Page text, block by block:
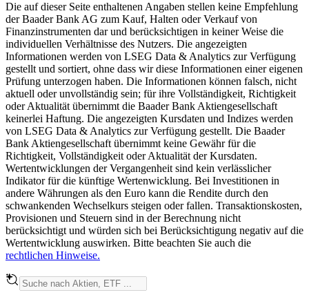
Die auf dieser Seite enthaltenen Angaben stellen keine Empfehlung
der Baader Bank AG zum Kauf, Halten oder Verkauf von
Finanzinstrumenten dar und berücksichtigen in keiner Weise die
individuellen Verhältnisse des Nutzers. Die angezeigten
Informationen werden von LSEG Data & Analytics zur Verfügung
gestellt und sortiert, ohne dass wir diese Informationen einer eigenen
Prüfung unterzogen haben. Die Informationen können falsch, nicht
aktuell oder unvollständig sein; für ihre Vollständigkeit, Richtigkeit
oder Aktualität übernimmt die Baader Bank Aktiengesellschaft
keinerlei Haftung. Die angezeigten Kursdaten und Indizes werden
von LSEG Data & Analytics zur Verfügung gestellt. Die Baader
Bank Aktiengesellschaft übernimmt keine Gewähr für die
Richtigkeit, Vollständigkeit oder Aktualität der Kursdaten.
Wertentwicklungen der Vergangenheit sind kein verlässlicher
Indikator für die künftige Wertenwicklung. Bei Investitionen in
andere Währungen als den Euro kann die Rendite durch den
schwankenden Wechselkurs steigen oder fallen. Transaktionskosten,
Provisionen und Steuern sind in der Berechnung nicht
berücksichtigt und würden sich bei Berücksichtigung negativ auf die
Wertentwicklung auswirken. Bitte beachten Sie auch die
rechtlichen Hinweise.